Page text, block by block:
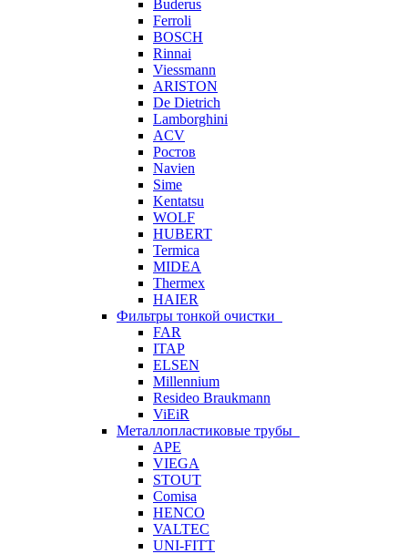
Buderus
Ferroli
BOSCH
Rinnai
Viessmann
ARISTON
De Dietrich
Lamborghini
ACV
Ростов
Navien
Sime
Kentatsu
WOLF
HUBERT
Termica
MIDEA
Thermex
HAIER
Фильтры тонкой очистки
FAR
ITAP
ELSEN
Millennium
Resideo Braukmann
ViEiR
Металлопластиковые трубы
APE
VIEGA
STOUT
Comisa
HENCO
VALTEC
UNI-FITT